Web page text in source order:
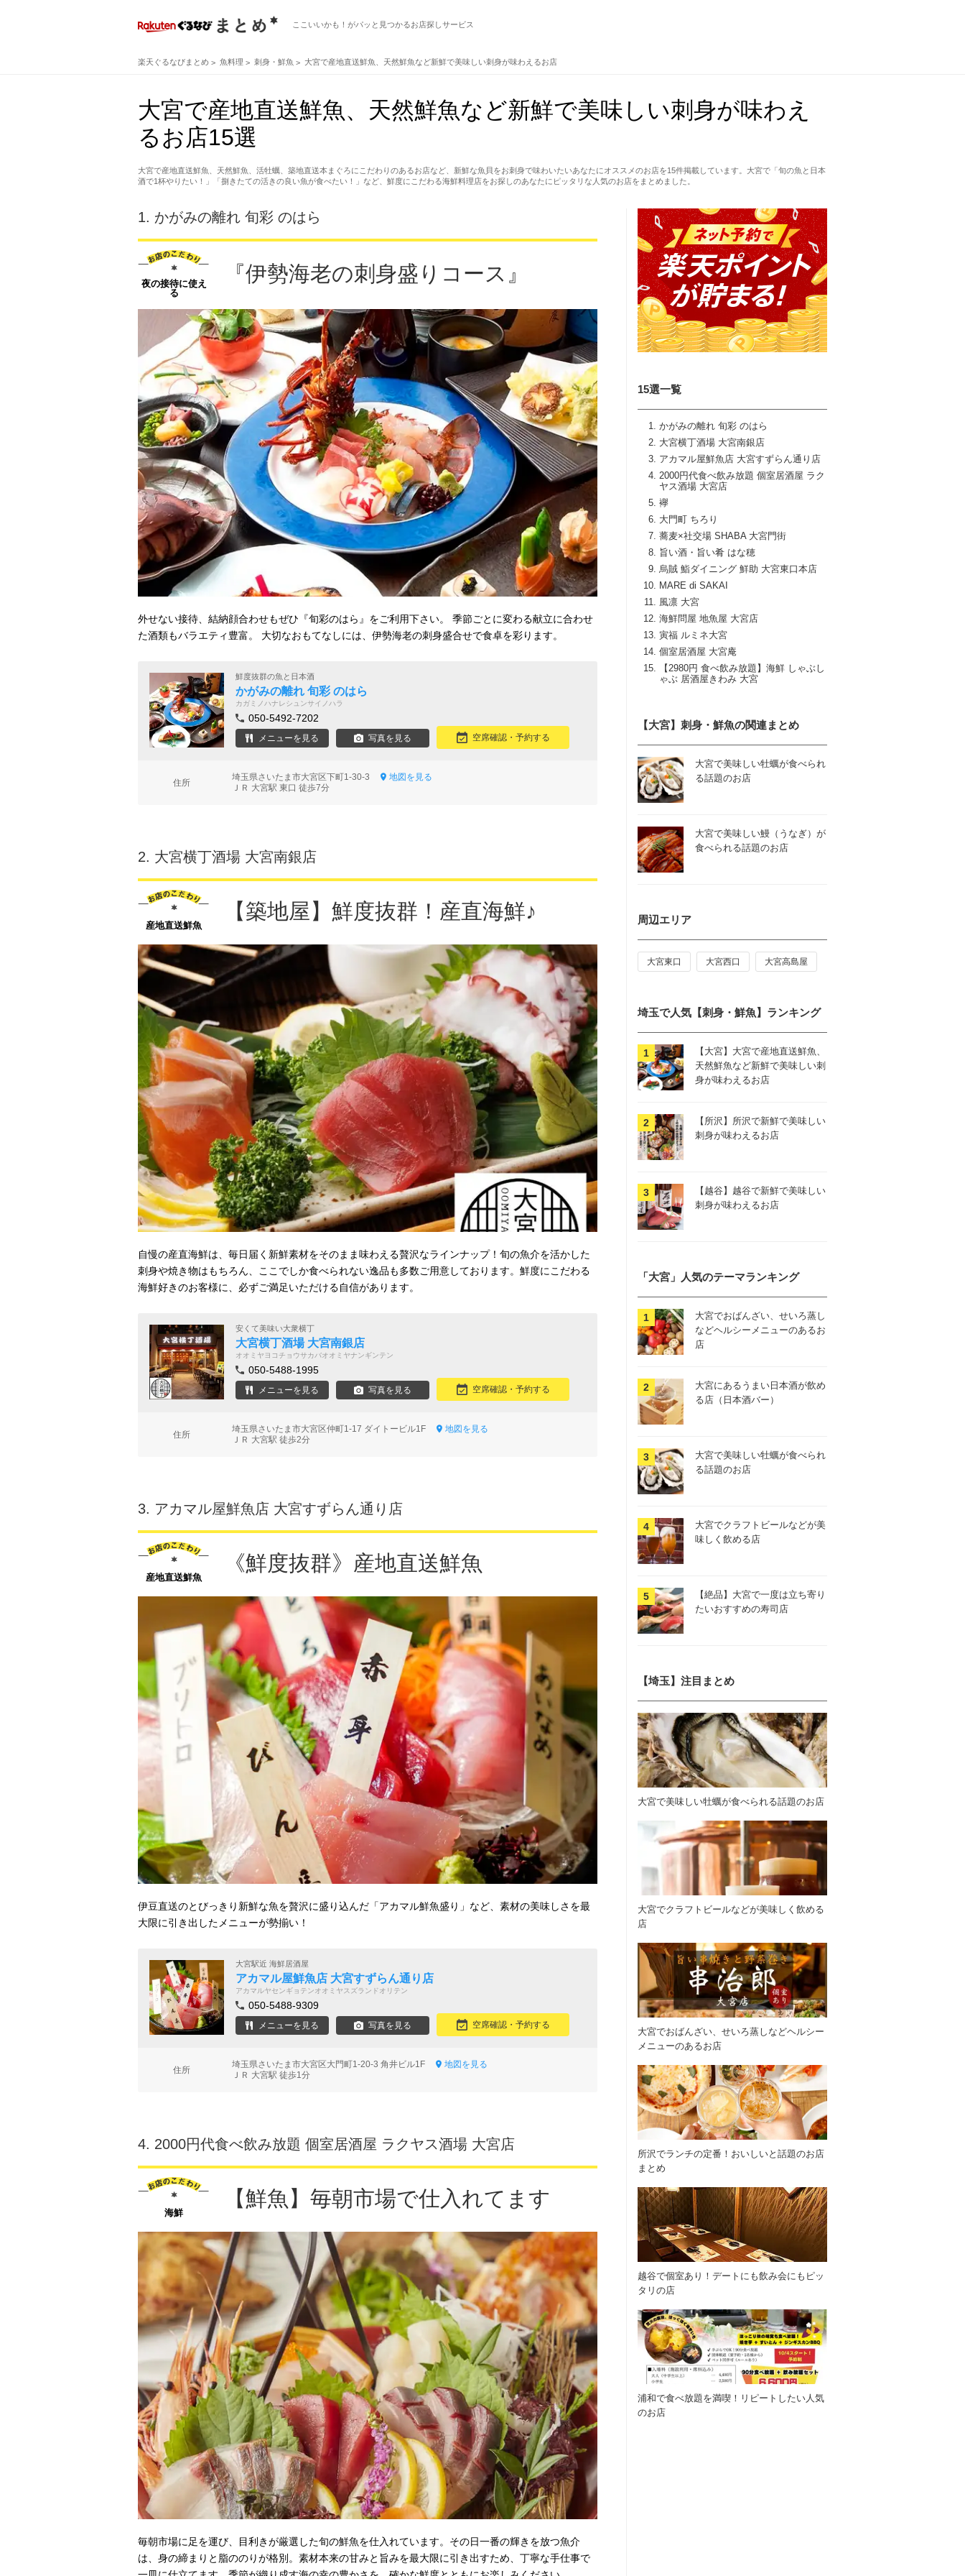
ここいいかも！がパッと見つかるお店探しサービス
楽天ぐるなびまとめ 魚料理 刺身・鮮魚 大宮で産地直送鮮魚、天然鮮魚など新鮮で美味しい刺身が味わえるお店
大宮で産地直送鮮魚、天然鮮魚など新鮮で美味しい刺身が味わえ
るお店15選
大宮で産地直送鮮魚、天然鮮魚、活牡蠣、築地直送本まぐろにこだわりのあるお店など、新鮮な魚貝をお刺身で味わいたいあなたにオススメのお店を15件掲載しています。大宮で「旬の魚と日本
酒で1杯やりたい！」「捌きたての活きの良い魚が食べたい！」など、鮮度にこだわる海鮮料理店をお探しのあなたにピッタリな人気のお店をまとめました。
15選一覧
かがみの離れ 旬彩 のはら
大宮横丁酒場 大宮南銀店
アカマル屋鮮魚店 大宮すずらん通り店
2000円代食べ飲み放題 個室居酒屋 ラク
ヤス酒場 大宮店
襷
大門町 ちろり
蕎麦×社交場 SHABA 大宮門街
旨い酒・旨い肴 はな穂
烏賊 鮨ダイニング 鮮助 大宮東口本店
MARE di SAKAI
風凛 大宮
海鮮問屋 地魚屋 大宮店
寅福 ルミネ大宮
個室居酒屋 大宮庵
【2980円 食べ飲み放題】海鮮 しゃぶし
ゃぶ 居酒屋きわみ 大宮
1. かがみの離れ 旬彩 のはら
夜の接待に使え
る
『伊勢海老の刺身盛りコース』
外せない接待、結納顔合わせもぜひ『旬彩のはら』をご利用下さい。 季節ごとに変わる献立に合わせ
た酒類もバラエティ豊富。 大切なおもてなしには、伊勢海老の刺身盛合せで食卓を彩ります。
鮮度抜群の魚と日本酒
かがみの離れ 旬彩 のはら
カガミノハナレシュンサイノハラ
050-5492-7202
メニューを見る 写真を見る 空席確認・予約する
住所
埼玉県さいたま市大宮区下町1-30-3
地図を見る
ＪＲ 大宮駅 東口 徒歩7分
2. 大宮横丁酒場 大宮南銀店
産地直送鮮魚
【築地屋】鮮度抜群！産直海鮮♪
自慢の産直海鮮は、毎日届く新鮮素材をそのまま味わえる贅沢なラインナップ！旬の魚介を活かした
刺身や焼き物はもちろん、ここでしか食べられない逸品も多数ご用意しております。鮮度にこだわる
海鮮好きのお客様に、必ずご満足いただける自信があります。
安くて美味い大衆横丁
大宮横丁酒場 大宮南銀店
オオミヤヨコチョウサカバオオミヤナンギンテン
050-5488-1995
メニューを見る 写真を見る 空席確認・予約する
住所
埼玉県さいたま市大宮区仲町1-17 ダイトービル1F
地図を見る
ＪＲ 大宮駅 徒歩2分
3. アカマル屋鮮魚店 大宮すずらん通り店
産地直送鮮魚
《鮮度抜群》産地直送鮮魚
伊豆直送のとびっきり新鮮な魚を贅沢に盛り込んだ「アカマル鮮魚盛り」など、素材の美味しさを最
大限に引き出したメニューが勢揃い！
大宮駅近 海鮮居酒屋
アカマル屋鮮魚店 大宮すずらん通り店
アカマルヤセンギョテンオオミヤスズランドオリテン
050-5488-9309
メニューを見る 写真を見る 空席確認・予約する
住所
埼玉県さいたま市大宮区大門町1-20-3 角井ビル1F
地図を見る
ＪＲ 大宮駅 徒歩1分
4. 2000円代食べ飲み放題 個室居酒屋 ラクヤス酒場 大宮店
海鮮
【鮮魚】毎朝市場で仕入れてます
毎朝市場に足を運び、目利きが厳選した旬の鮮魚を仕入れています。その日一番の輝きを放つ魚介
は、身の締まりと脂ののりが格別。素材本来の甘みと旨みを最大限に引き出すため、丁寧な手仕事で
【大宮】刺身・鮮魚の関連まとめ
大宮で美味しい牡蠣が食べられ
る話題のお店
大宮で美味しい鰻（うなぎ）が
食べられる話題のお店
周辺エリア
大宮東口 大宮西口 大宮高島屋
埼玉で人気【刺身・鮮魚】ランキング
【大宮】大宮で産地直送鮮魚、
天然鮮魚など新鮮で美味しい刺
身が味わえるお店
【所沢】所沢で新鮮で美味しい
刺身が味わえるお店
【越谷】越谷で新鮮で美味しい
刺身が味わえるお店
「大宮」人気のテーマランキング
大宮でおばんざい、せいろ蒸し
などヘルシーメニューのあるお
店
大宮にあるうまい日本酒が飲め
る店（日本酒バー）
大宮で美味しい牡蠣が食べられ
る話題のお店
大宮でクラフトビールなどが美
味しく飲める店
【絶品】大宮で一度は立ち寄り
たいおすすめの寿司店
【埼玉】注目まとめ
大宮で美味しい牡蠣が食べられる話題のお店
大宮でクラフトビールなどが美味しく飲める
店
大宮でおばんざい、せいろ蒸しなどヘルシー
メニューのあるお店
所沢でランチの定番！おいしいと話題のお店
まとめ
越谷で個室あり！デートにも飲み会にもピッ
タリの店
浦和で食べ放題を満喫！リピートしたい人気
のお店